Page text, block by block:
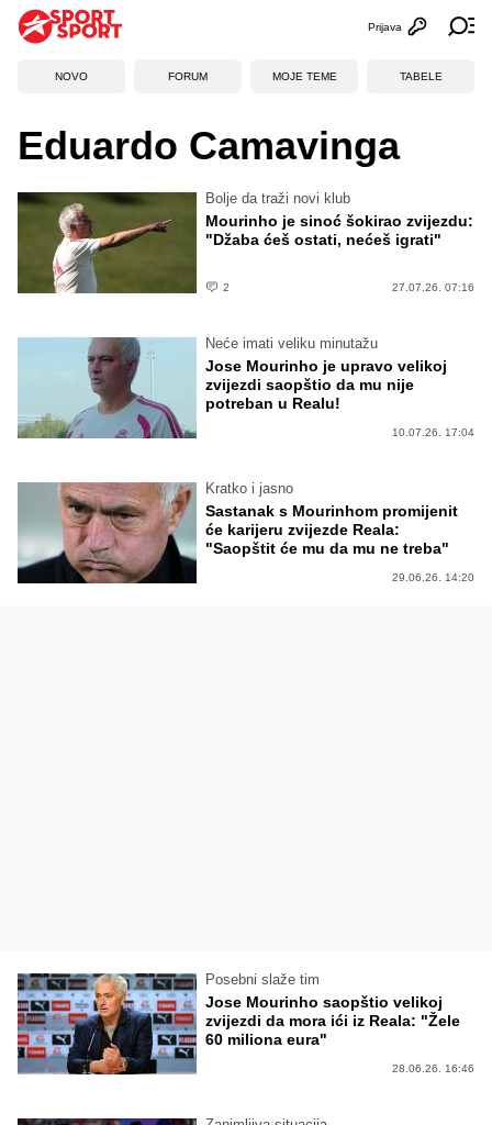
Otvori
Prijava
NOVO FORUM MOJE TEME TABELE
Eduardo Camavinga
Bolje da traži novi klub
Mourinho je sinoć šokirao zvijezdu:
"Džaba ćeš ostati, nećeš igrati"
2 27.07.26. 07:16
Neće imati veliku minutažu
Jose Mourinho je upravo velikoj
zvijezdi saopštio da mu nije
potreban u Realu!
10.07.26. 17:04
Kratko i jasno
Sastanak s Mourinhom promijenit
će karijeru zvijezde Reala:
"Saopštit će mu da mu ne treba"
29.06.26. 14:20
Posebni slaže tim
Jose Mourinho saopštio velikoj
zvijezdi da mora ići iz Reala: "Žele
60 miliona eura"
28.06.26. 16:46